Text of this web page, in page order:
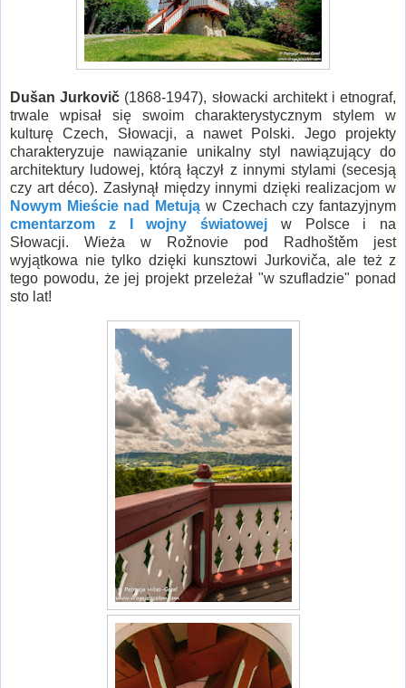
Dušan Jurkovič (1868-1947), słowacki architekt i etnograf,
trwale wpisał się swoim charakterystycznym stylem w
kulturę Czech, Słowacji, a nawet Polski. Jego projekty
charakteryzuje nawiązanie unikalny styl nawiązujący do
architektury ludowej, którą łączył z innymi stylami (secesją
czy art déco). Zasłynął między innymi dzięki realizacjom w
Nowym Mieście nad Metują w Czechach czy fantazyjnym
cmentarzom z I wojny światowej
w Polsce i na
Słowacji. Wieża w Rožnovie pod Radhoštěm jest
wyjątkowa nie tylko dzięki kunsztowi Jurkoviča, ale też z
tego powodu, że jej projekt przeleżał "w szufladzie" ponad
sto lat!